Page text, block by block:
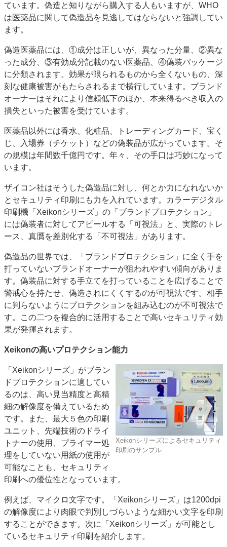
ています。偽造と知りながら購入する人もいますが、WHO
は医薬品に関して偽造品を見逃してはならないと強調してい
ます。
偽造医薬品には、①成分は正しいが、異なった分量、②異な
った成分、③有効成分記載のない医薬品、④偽装パッケージ
に分類されます。効果が限られるものから全くないもの、深
刻な健康被害がもたらされるまで横行しています。ブランド
オーナーはそれにより信頼低下のほか、本来得るべき収入の
損失といった被害を受けています。
医薬品以外には香水、化粧品、トレーディングカード、宝く
じ、入場券（チケット）などの偽装品が広がっています。そ
の規模は年間数千億円です。年々、その手口は巧妙になって
います。
ザイコン社はそうした偽造品に対し、何とか力になれないか
とセキュリティ印刷にも力を入れています。カラーデジタル
印刷機「Xeikonシリーズ」の「ブランドプロテクション」
には偽装者に対してアピールする「可視法」と、実際のトレ
ース、真贋を差別化する「不可視法」があります。
偽造品の世界では、「ブランドプロテクション」に全く手を
打っていないブランドオーナーが狙われやすい傾向がありま
す。偽装品に対する手立てを打っていることを広げることで
警戒心を持たせ、偽造されにくくするのが可視法です。相手
に判らないようにプロテクションを組み込むのが不可視法で
す。この二つを複合的に活用することで高いセキュリティ効
果が発揮されます。
Xeikonの高いプロテクション能力
Xeikonシリーズによるセキュリティ
印刷のサンプル
「Xeikonシリーズ」がブラン
ドプロテクションに適してい
るのは、高い見当精度と高精
細の解像度を備えているため
です。また、最大５色の印刷
ユニット、先端技術のドライ
トナーの使用、プライマー処
理をしていない用紙の使用が
可能なことも、セキュリティ
印刷への優位性となっています。
例えば、マイクロ文字です。「Xeikonシリーズ」は1200dpi
の解像度により肉眼で判別しづらいような細かい文字を印刷
することができます。次に「Xeikonシリーズ」が可能とし
ているセキュリティ印刷を紹介します。